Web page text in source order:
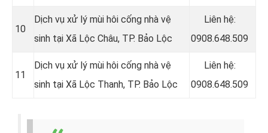
10
Dịch vụ xử lý mùi hôi cống nhà vệ
sinh tại Xã Lộc Châu, TP. Bảo Lộc
Liên hệ:
0908.648.509
11
Dịch vụ xử lý mùi hôi cống nhà vệ
sinh tại Xã Lộc Thanh, TP. Bảo Lộc
Liên hệ:
0908.648.509